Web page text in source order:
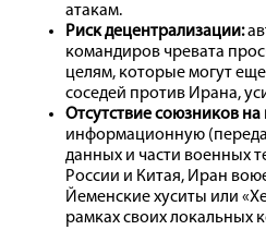
атакам.
Риск децентрализации:
командиров чревата
целям, которые могут
соседей против Ирана,
Отсутствие союзников на
информационную
данных и части военных
России и Китая, Иран
Йеменские хуситы или
рамках своих локальных